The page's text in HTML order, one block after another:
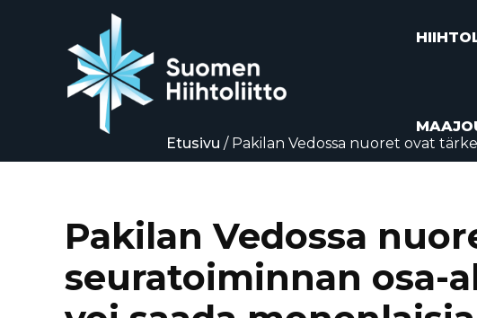
Etusivu / Pakilan Vedossa nuoret ovat
elämäänsä”
Pakilan Vedossa
seuratoiminnan osa-